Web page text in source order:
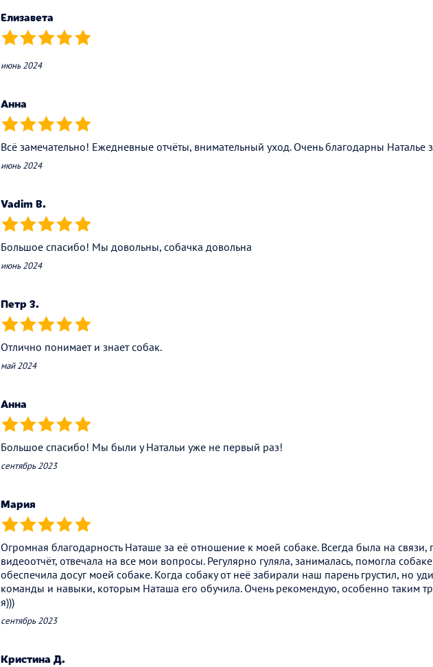
Елизавета
(*) (*) (*) (*) (*)
июнь 2024
Анна
(*) (*) (*) (*) (*)
Всё замечательно! Ежедневные отчёты, внимательный уход. Очень благодарны Наталье
июнь 2024
Vadim B.
(*) (*) (*) (*) (*)
Большое спасибо! Мы довольны, собачка довольна
июнь 2024
Петр З.
(*) (*) (*) (*) (*)
Отлично понимает и знает собак.
май 2024
Анна
(*) (*) (*) (*) (*)
Большое спасибо! Мы были у Натальи уже не первый раз!
сентябрь 2023
Мария
(*) (*) (*) (*) (*)
Огромная благодарность Наташе за её отношение к моей собаке. Всегда была на
видеоотчёт, отвечала на все мои вопросы. Регулярно гуляла, занималась, помогла
обеспечила досуг моей собаке. Когда собаку от неё забирали наш парень грустил, но
команды и навыки, которым Наташа его обучила. Очень рекомендую, особенно таким
я)))
сентябрь 2023
Кристина Д.